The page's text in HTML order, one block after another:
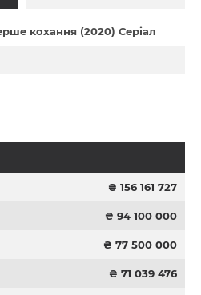
кохання (2020) Серіал
₴ 156 161 727
₴ 94 100 000
₴ 77 500 000
₴ 71 039 476